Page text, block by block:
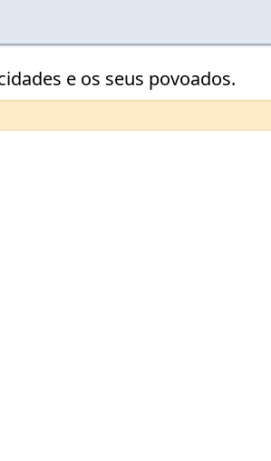
e os seus povoados.